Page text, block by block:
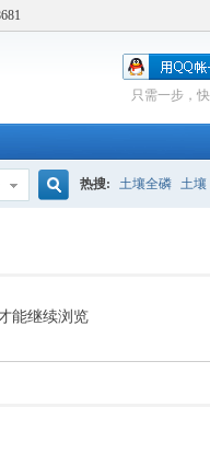
只需一步，
索
热搜: 土壤全磷 土壤
能继续浏览